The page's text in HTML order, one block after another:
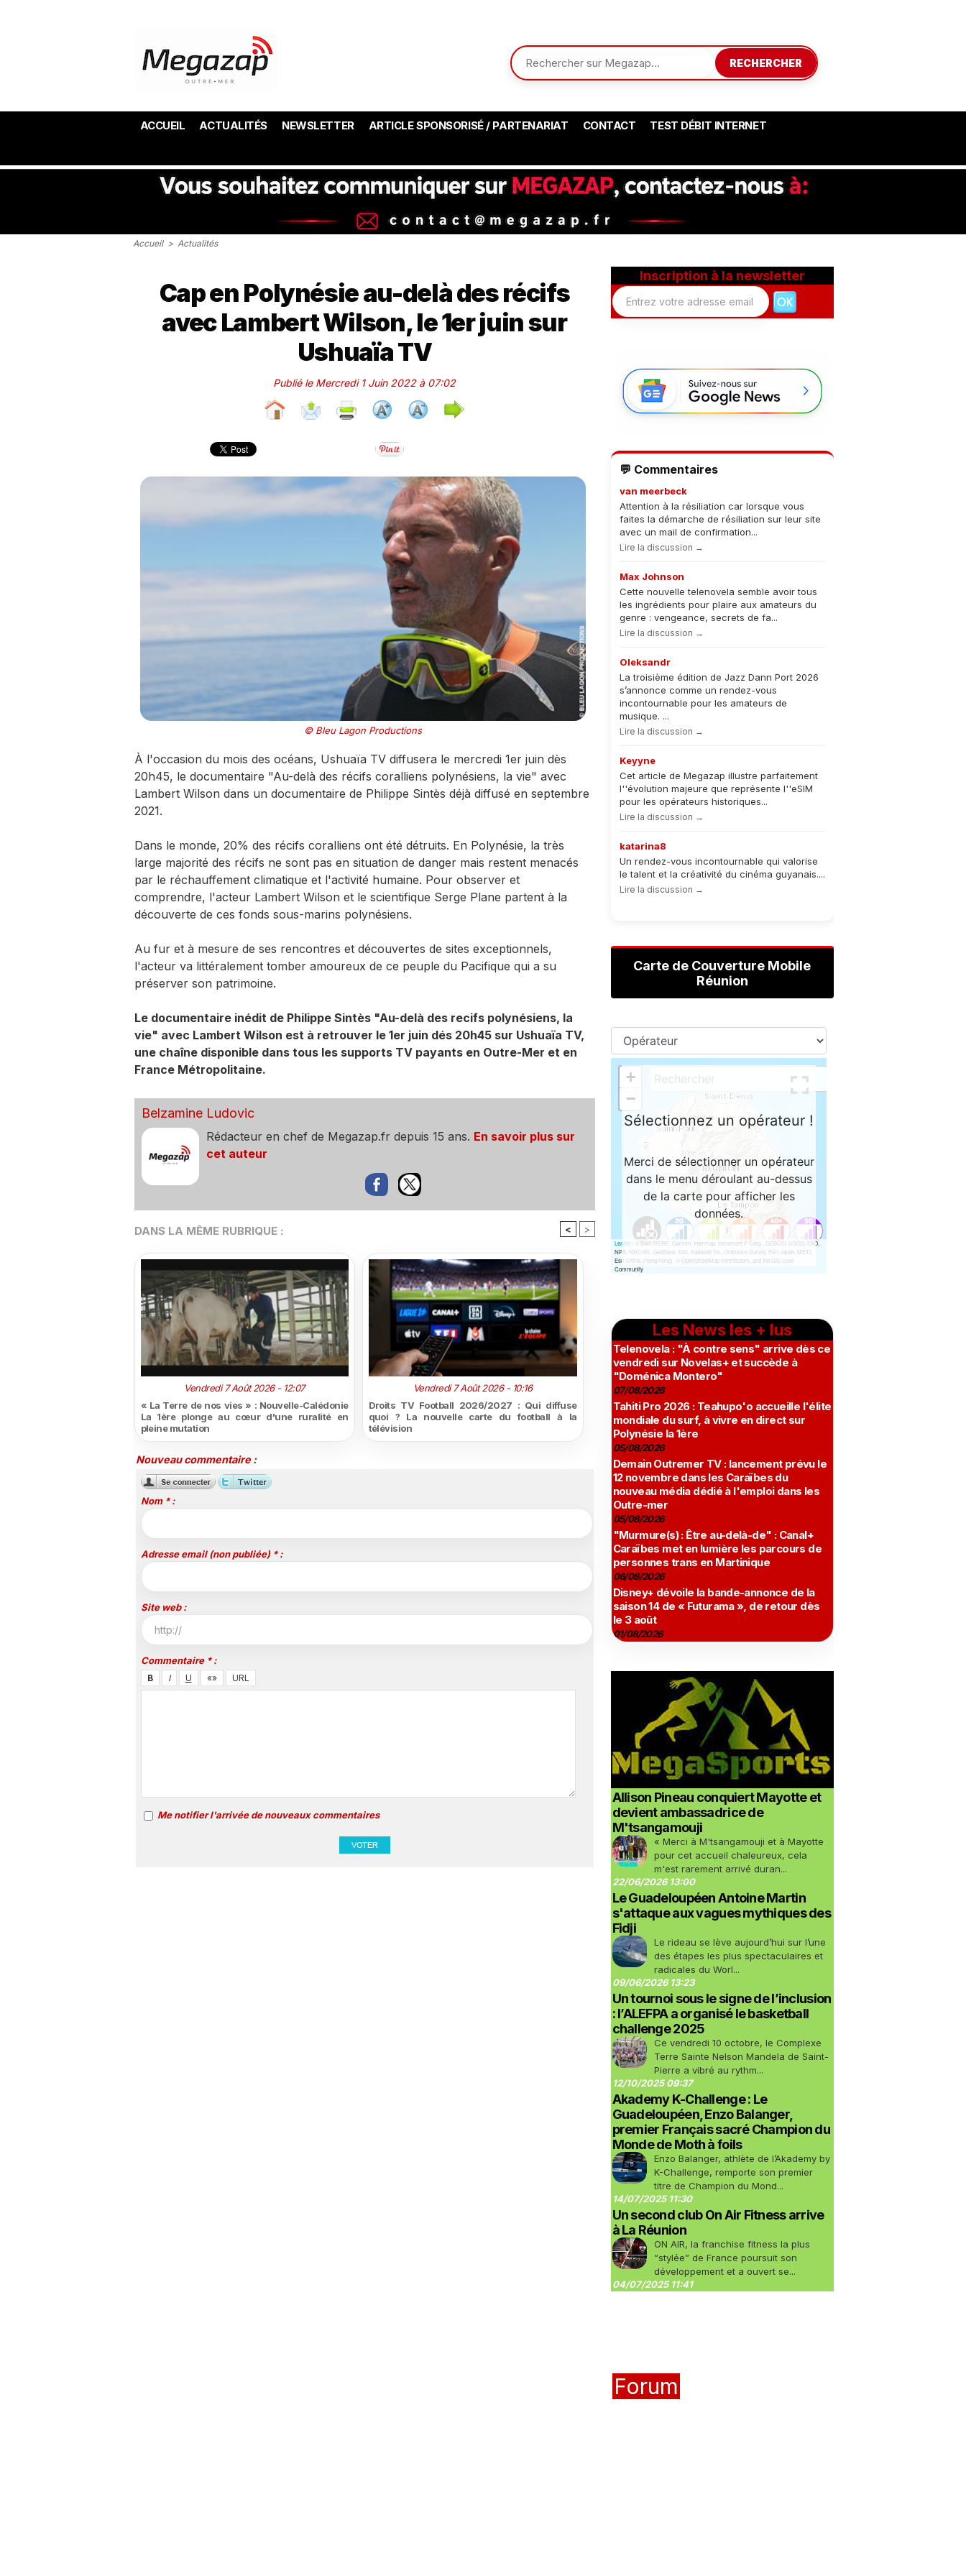
RECHERCHER
ACCUEIL ACTUALITÉS NEWSLETTER ARTICLE SPONSORISÉ / PARTENARIAT CONTACT TEST DÉBIT INTERNET
Accueil > Actualités
Cap en Polynésie au-delà des récifs
avec Lambert Wilson, le 1er juin sur
Ushuaïa TV
Publié le Mercredi 1 Juin 2022 à 07:02
© Bleu Lagon Productions
À l'occasion du mois des océans, Ushuaïa TV diffusera le mercredi 1er juin dès
20h45, le documentaire "Au-delà des récifs coralliens polynésiens, la vie" avec
Lambert Wilson dans un documentaire de Philippe Sintès déjà diffusé en septembre
2021.
Dans le monde, 20% des récifs coralliens ont été détruits. En Polynésie, la très
large majorité des récifs ne sont pas en situation de danger mais restent menacés
par le réchauffement climatique et l'activité humaine. Pour observer et
comprendre, l'acteur Lambert Wilson et le scientifique Serge Plane partent à la
découverte de ces fonds sous-marins polynésiens.
Au fur et à mesure de ses rencontres et découvertes de sites exceptionnels,
l'acteur va littéralement tomber amoureux de ce peuple du Pacifique qui a su
préserver son patrimoine.
Le documentaire inédit de Philippe Sintès "Au-delà des recifs polynésiens, la
vie" avec Lambert Wilson est à retrouver le 1er juin dés 20h45 sur Ushuaïa TV,
une chaîne disponible dans tous les supports TV payants en Outre-Mer et en
France Métropolitaine.
Belzamine Ludovic
Rédacteur en chef de Megazap.fr depuis 15 ans. En savoir plus sur
cet auteur
DANS LA MÊME RUBRIQUE : < >
Vendredi 7 Août 2026 - 12:07
« La Terre de nos vies » : Nouvelle-Calédonie
La 1ère plonge au cœur d'une ruralité en
pleine mutation
Vendredi 7 Août 2026 - 10:16
Droits TV Football 2026/2027 : Qui diffuse
quoi ? La nouvelle carte du football à la
télévision
Nouveau commentaire :
Nom * :
Adresse email (non publiée) * :
Site web :
Commentaire * :
Me notifier l'arrivée de nouveaux commentaires
Inscription à la newsletter
💬 Commentaires
van meerbeck
Attention à la résiliation car lorsque vous
faites la démarche de résiliation sur leur site
avec un mail de confirmation...
Lire la discussion →
Max Johnson
Cette nouvelle telenovela semble avoir tous
les ingrédients pour plaire aux amateurs du
genre : vengeance, secrets de fa...
Lire la discussion →
Oleksandr
La troisième édition de Jazz Dann Port 2026
s’annonce comme un rendez-vous
incontournable pour les amateurs de
musique. ...
Lire la discussion →
Keyyne
Cet article de Megazap illustre parfaitement
l''évolution majeure que représente l''eSIM
pour les opérateurs historiques...
Lire la discussion →
katarina8
Un rendez-vous incontournable qui valorise
le talent et la créativité du cinéma guyanais....
Lire la discussion →
Carte de Couverture Mobile
Réunion
Les News les + lus
Telenovela : "À contre sens" arrive dès ce
vendredi sur Novelas+ et succède à
"Doménica Montero"
07/08/2026
Tahiti Pro 2026 : Teahupo'o accueille l'élite
mondiale du surf, à vivre en direct sur
Polynésie la 1ère
05/08/2026
Demain Outremer TV : lancement prévu le
12 novembre dans les Caraïbes du
nouveau média dédié à l'emploi dans les
Outre-mer
05/08/2026
"Murmure(s) : Être au-delà-de" : Canal+
Caraïbes met en lumière les parcours de
personnes trans en Martinique
06/08/2026
Disney+ dévoile la bande-annonce de la
saison 14 de « Futurama », de retour dès
le 3 août
01/08/2026
Allison Pineau conquiert Mayotte et
devient ambassadrice de
M'tsangamouji
« Merci à M'tsangamouji et à Mayotte
pour cet accueil chaleureux, cela
m'est rarement arrivé duran...
22/06/2026 13:00
Le Guadeloupéen Antoine Martin
s'attaque aux vagues mythiques des
Fidji
Le rideau se lève aujourd’hui sur l’une
des étapes les plus spectaculaires et
radicales du Worl...
09/06/2026 13:23
Un tournoi sous le signe de l’inclusion
: l’ALEFPA a organisé le basketball
challenge 2025
Ce vendredi 10 octobre, le Complexe
Terre Sainte Nelson Mandela de Saint-
Pierre a vibré au rythm...
12/10/2025 09:37
Akademy K-Challenge : Le
Guadeloupéen, Enzo Balanger,
premier Français sacré Champion du
Monde de Moth à foils
Enzo Balanger, athlète de l’Akademy by
K-Challenge, remporte son premier
titre de Champion du Mond...
14/07/2025 11:30
Un second club On Air Fitness arrive
à La Réunion
ON AIR, la franchise fitness la plus
“stylée” de France poursuit son
développement et a ouvert se...
04/07/2025 11:41
Forum